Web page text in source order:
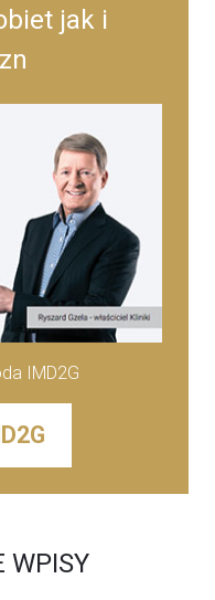
jak i
IMD2G
WPISY